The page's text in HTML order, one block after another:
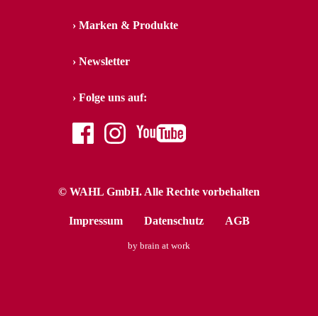
Marken & Produkte
Newsletter
Folge uns auf:
facebookinstagramyoutube
© WAHL GmbH. Alle Rechte vorbehalten
Impressum Datenschutz AGB
by brain at work